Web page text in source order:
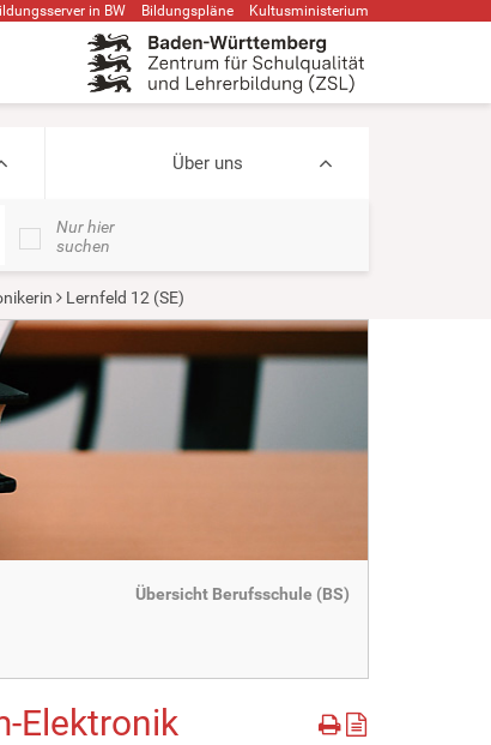
in BW Bildungspläne Kultusministerium
Über uns
Nur hier
suchen
Lernfeld 12 (SE)
Übersicht Berufsschule (BS)
Elektronik